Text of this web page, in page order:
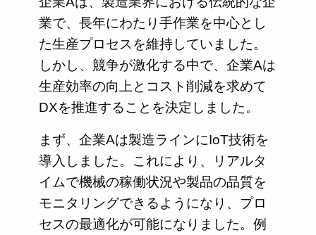
業で、長年にわたり手作業を中心とし
た生産プロセスを維持していました。
しかし、競争が激化する中で、企業Aは
生産効率の向上とコスト削減を求めて
DXを推進することを決定しました。
まず、企業Aは製造ラインにIoT技術を
導入しました。これにより、リアルタ
イムで機械の稼働状況や製品の品質を
モニタリングできるようになり、プロ
セスの最適化が可能になりました。例